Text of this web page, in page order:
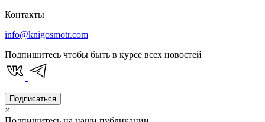
Контакты
info@knigosmotr.com
Подпишитесь чтобы быть в курсе всех новостей
Подписаться
×